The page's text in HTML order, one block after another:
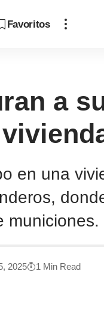
Favoritos
a
en una
municiones.
2025 1 Min Read